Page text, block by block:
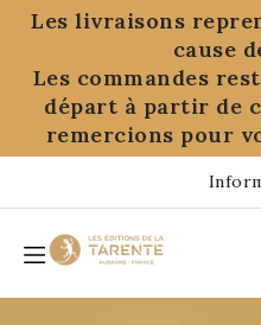
Les livraisons
cause
Les commandes
départ à partir de
remercions pour
Panneau de gestion des